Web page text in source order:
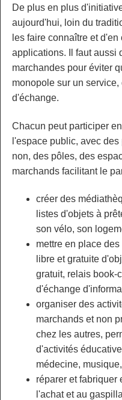
De plus en plus
aujourd'hui, loin du
les faire connaître et
applications. Il faut aussi
marchandes pour éviter
monopole sur un
d'échange.
Chacun peut participer
l'espace public, avec
non, des pôles, des
marchands facilitant le
créer des
listes d'objets à
son vélo, son
mettre en place
libre et gratuite
gratuit, relais book-
d'échange
organiser des
marchands et non
chez les autres,
d'activités
médecine,
réparer et fabriquer
l'achat et au